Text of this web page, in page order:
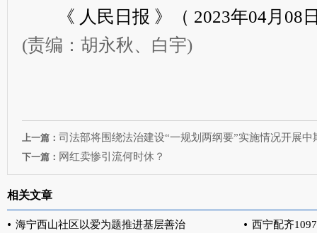
《 人民日报 》（ 2023年04月08
(责编：胡永秋、白宇)
上一篇： 司法部将围绕法治建设“一规划两纲要”实施情况开展中
下一篇： 网红卖惨引流何时休？
相关文章
海宁西山社区以爱为题推进基层善治
西宁配齐